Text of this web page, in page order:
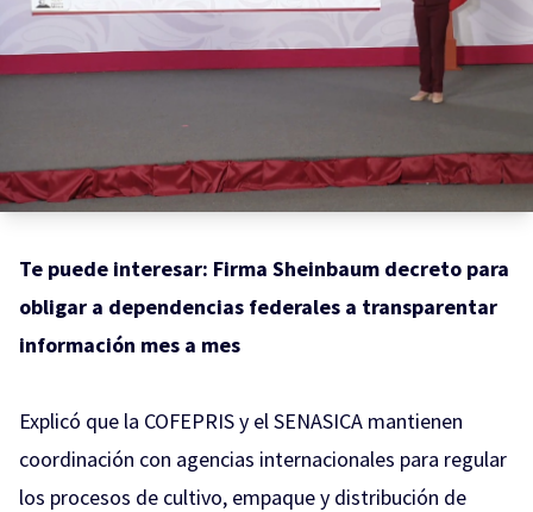
Te puede interesar: Firma Sheinbaum decreto para
obligar a dependencias federales a transparentar
información mes a mes
Explicó que la COFEPRIS y el SENASICA mantienen
coordinación con agencias internacionales para regular
los procesos de cultivo, empaque y distribución de